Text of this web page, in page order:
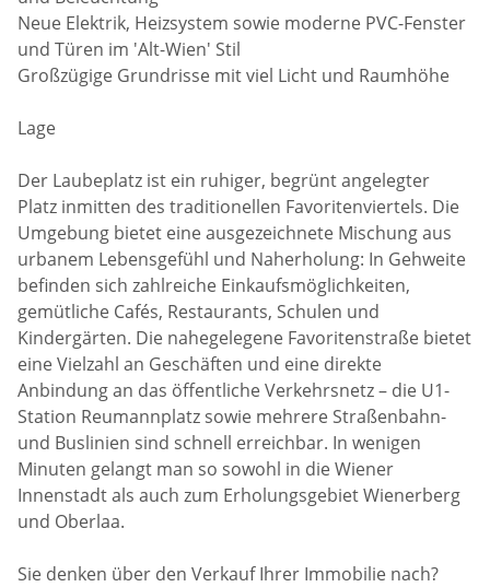
Neue Elektrik, Heizsystem sowie moderne PVC-Fenster
und Türen im 'Alt-Wien' Stil
Großzügige Grundrisse mit viel Licht und Raumhöhe
Lage
Der Laubeplatz ist ein ruhiger, begrünt angelegter
Platz inmitten des traditionellen Favoritenviertels. Die
Umgebung bietet eine ausgezeichnete Mischung aus
urbanem Lebensgefühl und Naherholung: In Gehweite
befinden sich zahlreiche Einkaufsmöglichkeiten,
gemütliche Cafés, Restaurants, Schulen und
Kindergärten. Die nahegelegene Favoritenstraße bietet
eine Vielzahl an Geschäften und eine direkte
Anbindung an das öffentliche Verkehrsnetz – die U1-
Station Reumannplatz sowie mehrere Straßenbahn-
und Buslinien sind schnell erreichbar. In wenigen
Minuten gelangt man so sowohl in die Wiener
Innenstadt als auch zum Erholungsgebiet Wienerberg
und Oberlaa.
Sie denken über den Verkauf Ihrer Immobilie nach?